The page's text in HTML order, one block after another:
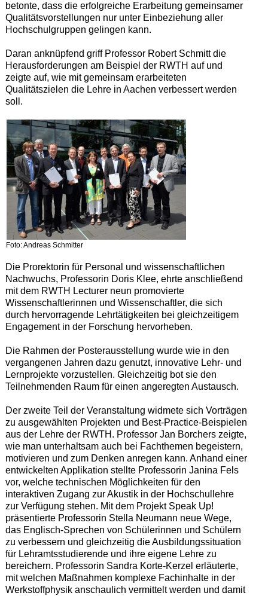
betonte, dass die erfolgreiche Erarbeitung gemeinsamer
Qualitätsvorstellungen nur unter Einbeziehung aller
Hochschulgruppen gelingen kann.
Daran anknüpfend griff Professor Robert Schmitt die
Herausforderungen am Beispiel der RWTH auf und
zeigte auf, wie mit gemeinsam erarbeiteten
Qualitätszielen die Lehre in Aachen verbessert werden
soll.
Foto: Andreas Schmitter
Die Prorektorin für Personal und wissenschaftlichen
Nachwuchs, Professorin Doris Klee, ehrte anschließend
mit dem RWTH Lecturer neun promovierte
Wissenschaftlerinnen und Wissenschaftler, die sich
durch hervorragende Lehrtätigkeiten bei gleichzeitigem
Engagement in der Forschung hervorheben.
Die Rahmen der Posterausstellung wurde wie in den
vergangenen Jahren dazu genutzt, innovative Lehr- und
Lernprojekte vorzustellen. Gleichzeitig bot sie den
Teilnehmenden Raum für einen angeregten Austausch.
Der zweite Teil der Veranstaltung widmete sich Vorträgen
zu ausgewählten Projekten und Best-Practice-Beispielen
aus der Lehre der RWTH. Professor Jan Borchers zeigte,
wie man unterhaltsam auch bei Fachthemen begeistern,
motivieren und zum Denken anregen kann. Anhand einer
entwickelten Applikation stellte Professorin Janina Fels
vor, welche technischen Möglichkeiten für den
interaktiven Zugang zur Akustik in der Hochschullehre
zur Verfügung stehen. Mit dem Projekt Speak Up!
präsentierte Professorin Stella Neumann neue Wege,
das Englisch-Sprechen von Schülerinnen und Schülern
zu verbessern und gleichzeitig die Ausbildungssituation
für Lehramtsstudierende und ihre eigene Lehre zu
bereichern. Professorin Sandra Korte-Kerzel erläuterte,
mit welchen Maßnahmen komplexe Fachinhalte in der
Werkstoffphysik anschaulich vermittelt werden und damit